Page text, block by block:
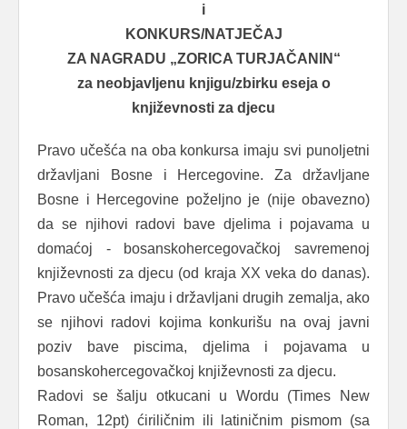
i
KONKURS/NATJEČAJ
ZA NAGRADU „ZORICA TURJAČANIN“
za neobjavljenu knjigu/zbirku eseja o
književnosti za djecu
Pravo učešća na oba konkursa imaju svi punoljetni
državljani Bosne i Hercegovine. Za državljane
Bosne i Hercegovine poželjno je (nije obavezno)
da se njihovi radovi bave djelima i pojavama u
domaćoj - bosanskohercegovačkoj savremenoj
književnosti za djecu (od kraja XX veka do danas).
Pravo učešća imaju i državljani drugih zemalja, ako
se njihovi radovi kojima konkurišu na ovaj javni
poziv bave piscima, djelima i pojavama u
bosanskohercegovačkoj književnosti za djecu.
Radovi se šalju otkucani u Wordu (Times New
Roman, 12pt) ćiriličnim ili latiničnim pismom (sa